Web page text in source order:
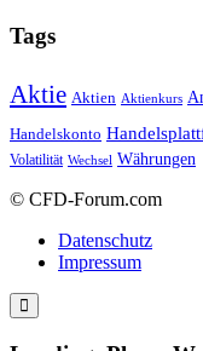
Tags
Aktie Aktien Aktienkurs
Handelskonto
Volatilität Wechsel Währungen
© CFD-Forum.com
Datenschutz
Impressum